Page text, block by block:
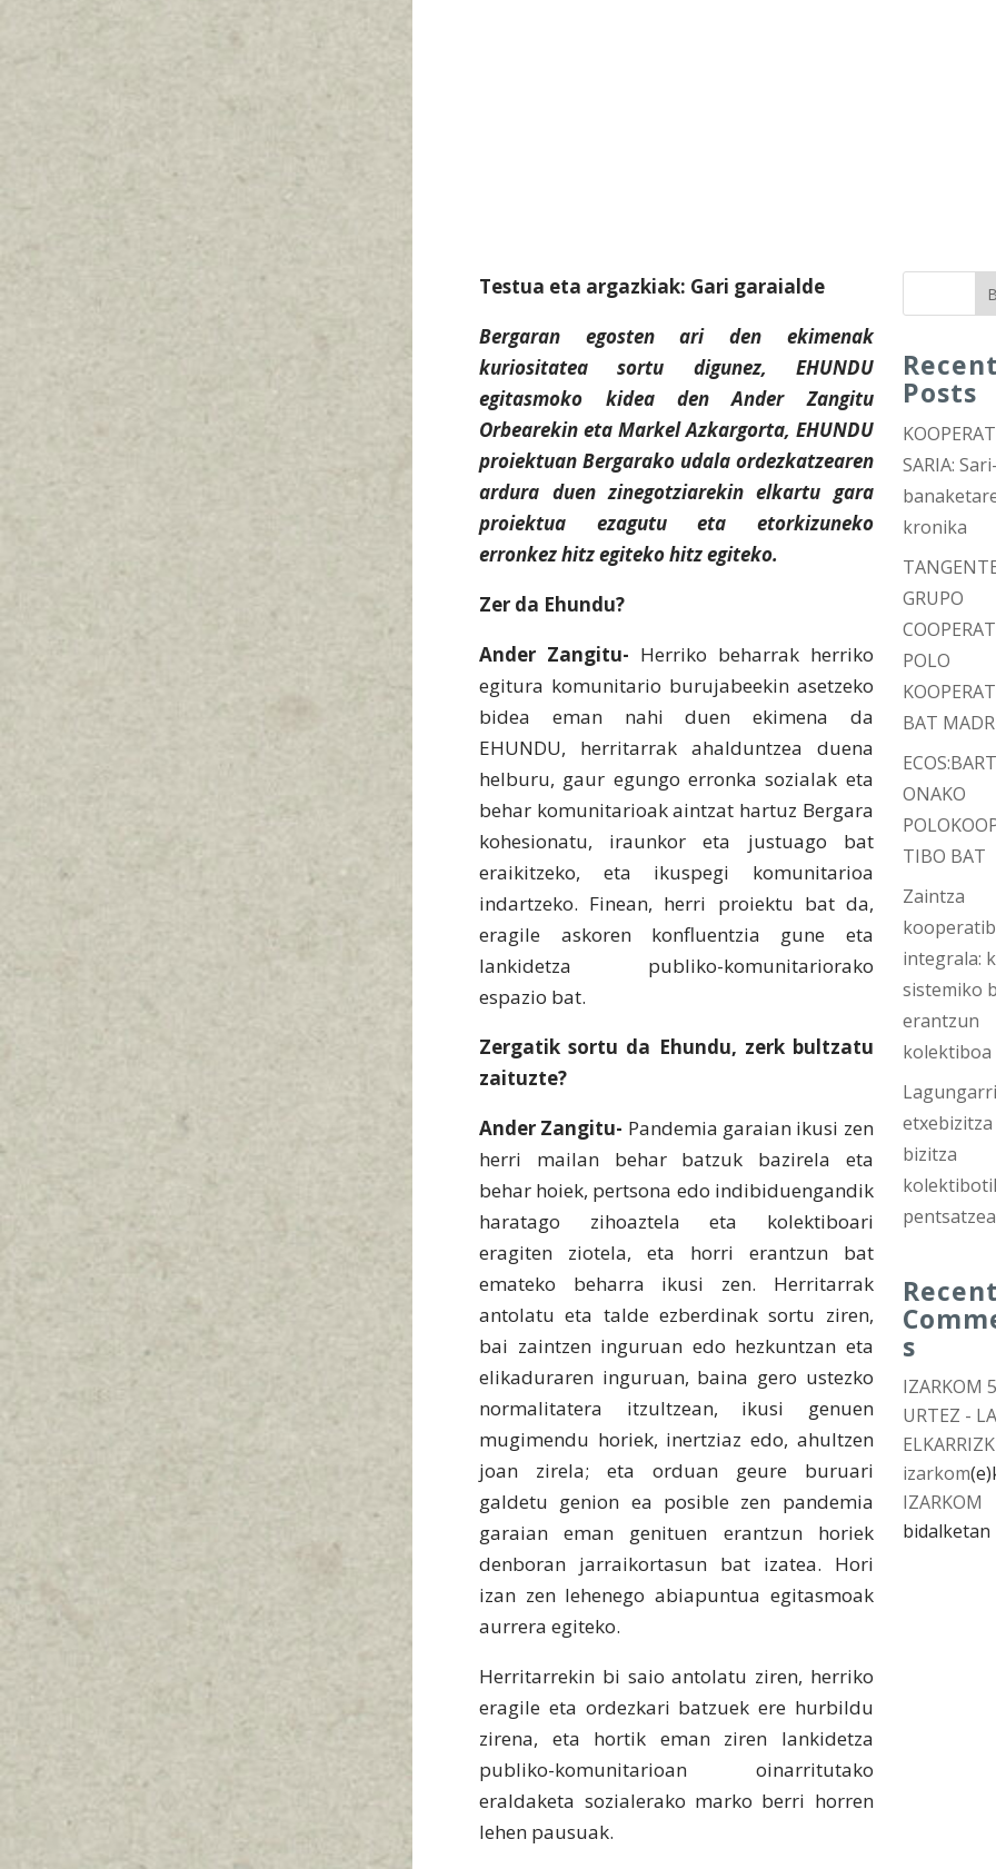
Testua eta argazkiak: Gari garaialde
Bergaran egosten ari den ekimenak
kuriositatea sortu digunez, EHUNDU
egitasmoko kidea den Ander Zangitu
Orbearekin eta Markel Azkargorta, EHUNDU
proiektuan Bergarako udala ordezkatzearen
ardura duen zinegotziarekin elkartu gara
proiektua ezagutu eta etorkizuneko
erronkez hitz egiteko hitz egiteko.
Zer da Ehundu?
Ander Zangitu- Herriko beharrak herriko
egitura komunitario burujabeekin asetzeko
bidea eman nahi duen ekimena da
EHUNDU, herritarrak ahalduntzea duena
helburu, gaur egungo erronka sozialak eta
behar komunitarioak aintzat hartuz Bergara
kohesionatu, iraunkor eta justuago bat
eraikitzeko, eta ikuspegi komunitarioa
indartzeko. Finean, herri proiektu bat da,
eragile askoren konfluentzia gune eta
lankidetza publiko-komunitariorako
espazio bat.
Zergatik sortu da Ehundu, zerk bultzatu
zaituzte?
Ander Zangitu- Pandemia garaian ikusi zen
herri mailan behar batzuk bazirela eta
behar hoiek, pertsona edo indibiduengandik
haratago zihoaztela eta kolektiboari
eragiten ziotela, eta horri erantzun bat
emateko beharra ikusi zen. Herritarrak
antolatu eta talde ezberdinak sortu ziren,
bai zaintzen inguruan edo hezkuntzan eta
elikaduraren inguruan, baina gero ustezko
normalitatera itzultzean, ikusi genuen
mugimendu horiek, inertziaz edo, ahultzen
joan zirela; eta orduan geure buruari
galdetu genion ea posible zen pandemia
garaian eman genituen erantzun horiek
denboran jarraikortasun bat izatea. Hori
izan zen lehenego abiapuntua egitasmoak
aurrera egiteko.
Herritarrekin bi saio antolatu ziren, herriko
eragile eta ordezkari batzuek ere hurbildu
zirena, eta hortik eman ziren lankidetza
publiko-komunitarioan oinarritutako
eraldaketa sozialerako marko berri horren
lehen pausuak.
Posts
SARIA:
kronika
GRUPO
POLO
BAT
ONAKO
TIBO BAT
Zaintza
integrala:
sistemiko
erantzun
kolektiboa
bizitza
pentsatzea
s
IZARKOM
URTEZ -
izarkom
IZARKOM
bidalketan